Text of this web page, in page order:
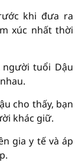
khi đưa ra
xúc nhất thời
người tuổi Dậu
cho thấy, bạn
khác giữ.
gia y tế và áp